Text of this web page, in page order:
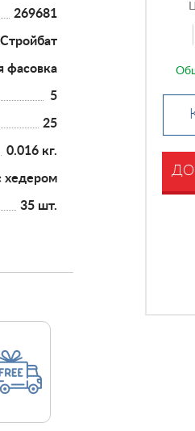
269681
Стройбат
фасовка
5
25
0.016 кг.
хедером
35 шт.